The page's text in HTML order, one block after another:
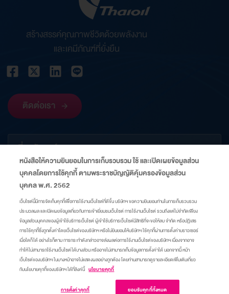
สร้างสรรค์คุณภาพชีวิตด้วยพลังงาน
และเคมีภัณฑ์ที่ยั่งยืน
ติดต่อเรา
เกี่ยวกับองค์กร
ข้อมูลที่เกี่ยวข้อง
ลิงก์
แผนผังเว็บไซต์ศูนย์ความเป็นส่วนตัวนโยบายคุกกี้มาตรการแจ้งเตือน
© Copyright 2015 A Company of Thai Oil
หนังสือให้ความยินยอมในการเก็บรวบรวม ใช้ และเปิดเผยข้อมูลส่วน
บุคคลโดยการใช้คุกกี้ ตามพระราชบัญญัติคุ้มครองข้อมูลส่วน
บุคคล พ.ศ. 2562
เว็บไซต์นี้มีการจัดเก็บคุกกี้เพื่อการใช้งานเว็บไซต์ที่ดีขึ้น บริษัทฯ ขอความยินยอมท่านในการเก็บรวบรวม
ประมวลผล และเปิดเผยข้อมูลเกี่ยวกับการเข้าเยี่ยมชมเว็บไซต์ การใช้งานเว็บไซต์ รวมถึงแต่ไม่จำกัดเพียง
ข้อมูลส่วนบุคคลของผู้เข้าใช้บริการเว็บไซต์ ผู้เข้าใช้บริการเว็บไซต์มีสิทธิที่จะขอให้ลบ จำกัด หรือปฏิเสธ
การใช้คุกกี้ซึ่งถูกตั้งค่าโดยเว็บไซต์ของบริษัทฯ หรือไม่ยินยอมให้บริษัทฯ ใช้คุกกี้ผ่านการตั้งค่าบราวเซอร์
เมื่อใดก็ได้ อย่างไรก็ตาม การกระทำดังกล่าวอาจส่งผลต่อการใช้งานเว็บไซต์ของบริษัทฯ เนื่องจากอาจ
ทำให้ไม่สามารถใช้งานเว็บไซต์ได้บางส่วน หรืออาจไม่สามารถเก็บข้อมูลการตั้งค่าได้ นอกจากนี้ หน้า
เว็บไซต์ของบริษัทฯ ในบางหน้าอาจไม่แสดงผลอย่างถูกต้อง โดยท่านสามารถดูรายละเอียดเพิ่มเติมเกี่ยว
กับนโยบายคุกกี้ของบริษัทฯ ได้ที่ลิงค์นี้ นโยบายคุกกี้
การตั้งค่าคุกกี้ ยอมรับคุกกี้ทั้งหมด
เข้าสู่เว็บไซต์